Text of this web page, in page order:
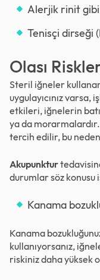
Alerjik rinit gibi
Tenisçi dirseği
Olası
Steril iğneler
uygulayıcınız varsa,
etkileri, iğnelerin
ya da
tercih edilir, bu
Akupunktur
durumlar söz konusu
Kanama
Kanama
kullanıyorsanız,
riskiniz daha yüksek